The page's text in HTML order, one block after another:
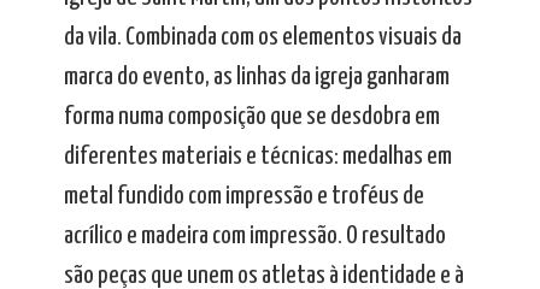
da vila. Combinada com os elementos visuais da
marca do evento, as linhas da igreja ganharam
forma numa composição que se desdobra em
diferentes materiais e técnicas: medalhas em
metal fundido com impressão e troféus de
acrílico e madeira com impressão. O resultado
são peças que unem os atletas à identidade e à